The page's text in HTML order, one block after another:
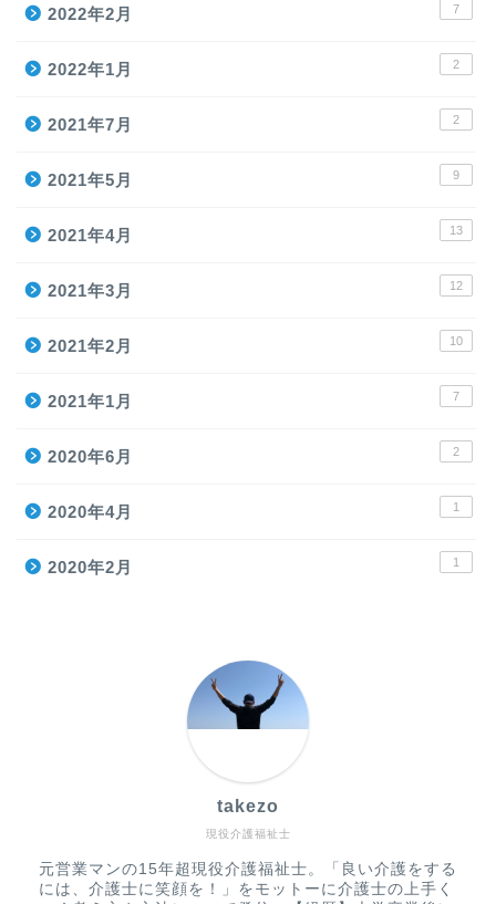
2022年2月 7
2022年1月 2
2021年7月 2
2021年5月 9
2021年4月 13
2021年3月 12
2021年2月 10
2021年1月 7
2020年6月 2
2020年4月 1
2020年2月 1
現役介護福祉士
takezo
元営業マンの15年超現役介護福祉士。「良い介護をする
には、介護士に笑顔を！」をモットーに介護士の上手く